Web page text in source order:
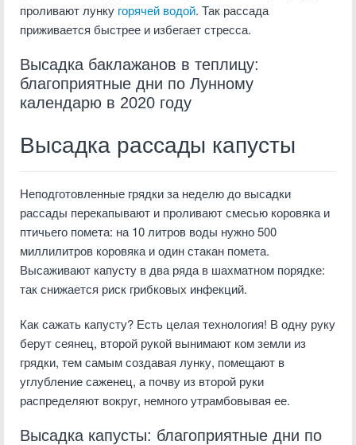
проливают лунку горячей водой. Так рассада
приживается быстрее и избегает стресса.
Высадка баклажанов в теплицу:
благоприятные дни по Лунному
календарю в 2020 году
Высадка рассады капусты
Неподготовленные грядки за неделю до высадки
рассады перекапывают и проливают смесью коровяка и
птичьего помета: на 10 литров воды нужно 500
миллилитров коровяка и один стакан помета.
Высаживают капусту в два ряда в шахматном порядке:
так снижается риск грибковых инфекций.
Как сажать капусту? Есть целая технология! В одну руку
берут сеянец, второй рукой вынимают ком земли из
грядки, тем самым создавая лунку, помещают в
углубление саженец, а почву из второй руки
распределяют вокруг, немного утрамбовывая ее.
Высадка капусты: благоприятные дни по